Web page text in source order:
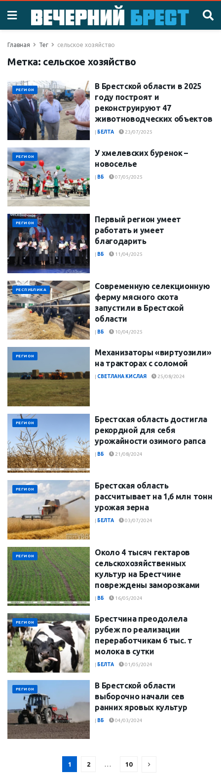
Главная Тег сельское хозяйство
Метка: сельское хозяйство
РЕГИОН
В Брестской области в 2025
году построят и
реконструируют 47
животноводческих объектов
| БЕЛТА 23/07/2025
РЕГИОН
У хмелевских буренок –
новоселье
| ВБ 07/05/2025
РЕГИОН
Первый регион умеет
работать и умеет
благодарить
| ВБ 11/04/2025
РЕСПУБЛИКА
Современную селекционную
ферму мясного скота
запустили в Брестской
области
| ВБ 10/04/2025
РЕГИОН
Механизаторы «виртуозили»
на тракторах с соломой
| СВЕТЛАНА КИСЛАЯ 25/08/2024
РЕГИОН
Брестская область достигла
рекордной для себя
урожайности озимого рапса
| ВБ 21/08/2024
РЕГИОН
Брестская область
рассчитывает на 1,6 млн тонн
урожая зерна
| БЕЛТА 03/07/2024
РЕГИОН
Около 4 тысяч гектаров
сельскохозяйственных
культур на Брестчине
повреждены заморозками
| ВБ 16/05/2024
РЕГИОН
Брестчина преодолела
рубеж по реализации
переработчикам 6 тыс. т
молока в сутки
| БЕЛТА 01/05/2024
РЕГИОН
В Брестской области
выборочно начали сев
ранних яровых культур
| ВБ 04/03/2024
1 2 … 10